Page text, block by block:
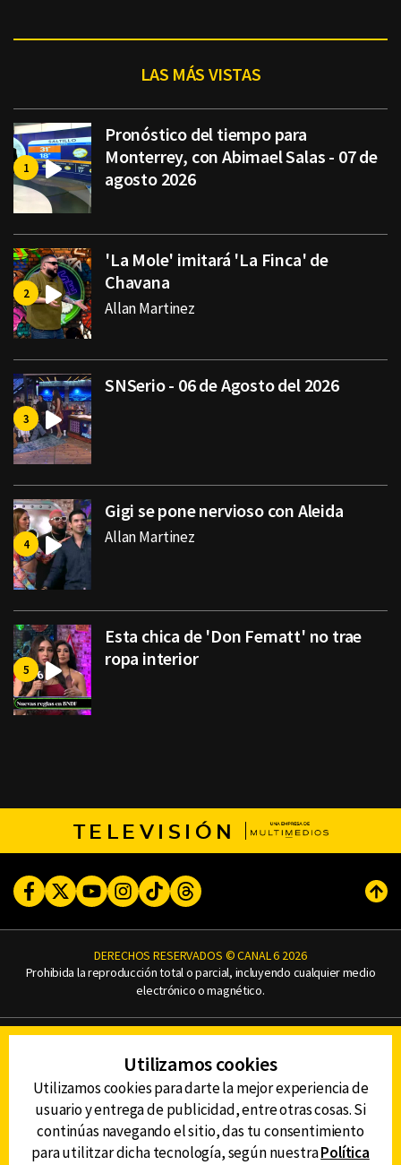
LAS MÁS VISTAS
Pronóstico del tiempo para
Monterrey, con Abimael Salas - 07 de
agosto 2026
'La Mole' imitará 'La Finca' de
Chavana
Allan Martinez
SNSerio - 06 de Agosto del 2026
Gigi se pone nervioso con Aleida
Allan Martinez
Esta chica de 'Don Fematt' no trae
ropa interior
TELEVISIÓN
FacebookTwitterYoutubeInstagram
TikTokThreads
DERECHOS RESERVADOS © CANAL 6 2026
Prohibida la reproducción total o parcial, incluyendo cualquier medio
electrónico o magnético.
AVISO DE PRIVACIDAD
AVISO LEGAL
DEFENSORÍA DE LAS AUDIENCIAS
Utilizamos cookies
Utilizamos cookies para darte la mejor experiencia de
usuario y entrega de publicidad, entre otras cosas. Si
continúas navegando el sitio, das tu consentimiento
para utilitzar dicha tecnología, según nuestraPolítica